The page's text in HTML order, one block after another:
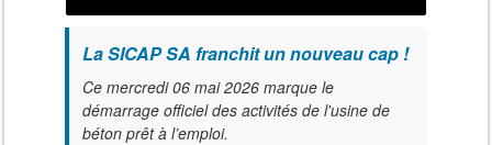
La SICAP SA franchit un nouveau cap !
Ce mercredi 06 mai 2026 marque le
démarrage officiel des activités de l'usine de
béton prêt à l’emploi.